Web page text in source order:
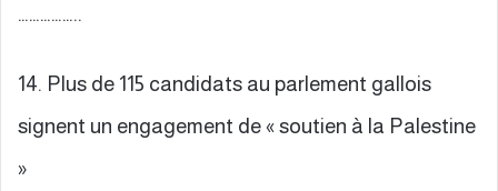
……………..
14. Plus de 115 candidats au parlement gallois
signent un engagement de « soutien à la Palestine
»